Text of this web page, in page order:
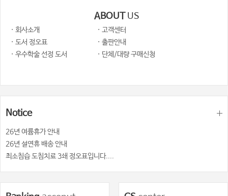
ABOUT US
· 회사소개
· 고객센터
· 도서 정오표
· 출판안내
· 우수학술 선정 도서
· 단체/대량 구매신청
Notice
26년 여륨휴가 안내
26년 설연휴 배송 안내
최소침습 도침치료 3쇄 정오표입니다....